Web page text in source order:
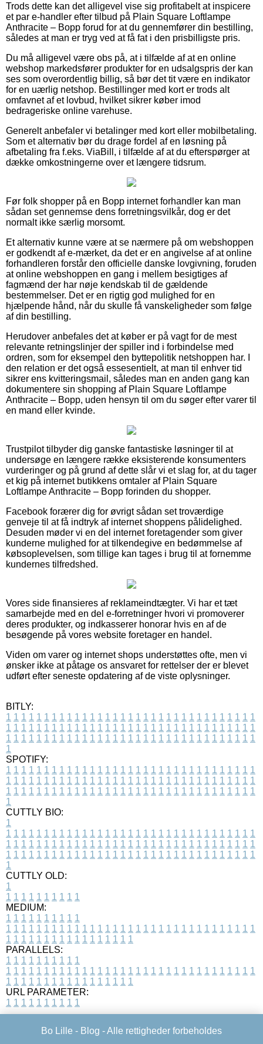
Trods dette kan det alligevel vise sig profitabelt at inspicere
et par e-handler efter tilbud på Plain Square Loftlampe
Anthracite – Bopp forud for at du gennemfører din bestilling,
således at man er tryg ved at få fat i den prisbilligste pris.
Du må alligevel være obs på, at i tilfælde af at en online
webshop markedsfører produkter for en udsalgspris der kan
ses som overordentlig billig, så bør det tit være en indikator
for en uærlig netshop. Bestillinger med kort er trods alt
omfavnet af et lovbud, hvilket sikrer køber imod
bedrageriske online varehuse.
Generelt anbefaler vi betalinger med kort eller mobilbetaling.
Som et alternativ bør du drage fordel af en løsning på
afbetaling fra f.eks. ViaBill, i tilfælde af at du efterspørger at
dække omkostningerne over et længere tidsrum.
Før folk shopper på en Bopp internet forhandler kan man
sådan set gennemse dens forretningsvilkår, dog er det
normalt ikke særlig morsomt.
Et alternativ kunne være at se nærmere på om webshoppen
er godkendt af e-mærket, da det er en angivelse af at online
forhandleren forstår den officielle danske lovgivning, foruden
at online webshoppen en gang i mellem besigtiges af
fagmænd der har nøje kendskab til de gældende
bestemmelser. Det er en rigtig god mulighed for en
hjælpende hånd, når du skulle få vanskeligheder som følge
af din bestilling.
Herudover anbefales det at køber er på vagt for de mest
relevante retningslinjer der spiller ind i forbindelse med
ordren, som for eksempel den byttepolitik netshoppen har. I
den relation er det også essesentielt, at man til enhver tid
sikrer ens kvitteringsmail, således man en anden gang kan
dokumentere sin shopping af Plain Square Loftlampe
Anthracite – Bopp, uden hensyn til om du søger efter varer til
en mand eller kvinde.
Trustpilot tilbyder dig ganske fantastiske løsninger til at
undersøge en længere række eksisterende konsumenters
vurderinger og på grund af dette slår vi et slag for, at du tager
et kig på internet butikkens omtaler af Plain Square
Loftlampe Anthracite – Bopp forinden du shopper.
Facebook forærer dig for øvrigt sådan set troværdige
genveje til at få indtryk af internet shoppens pålidelighed.
Desuden møder vi en del internet foretagender som giver
kunderne mulighed for at tilkendegive en bedømmelse af
købsoplevelsen, som tillige kan tages i brug til at fornemme
kundernes tilfredshed.
Vores side finansieres af reklameindtægter. Vi har et tæt
samarbejde med en del e-forretninger hvori vi promoverer
deres produkter, og indkasserer honorar hvis en af de
besøgende på vores website foretager en handel.
Viden om varer og internet shops understøttes ofte, men vi
ønsker ikke at påtage os ansvaret for rettelser der er blevet
udført efter seneste opdatering af de viste oplysninger.
BITLY:
1 1 1 1 1 1 1 1 1 1 1 1 1 1 1 1 1 1 1 1 1 1 1 1 1 1 1 1 1 1 1 1 1
1 1 1 1 1 1 1 1 1 1 1 1 1 1 1 1 1 1 1 1 1 1 1 1 1 1 1 1 1 1 1 1 1
1 1 1 1 1 1 1 1 1 1 1 1 1 1 1 1 1 1 1 1 1 1 1 1 1 1 1 1 1 1 1 1 1
1
SPOTIFY:
1 1 1 1 1 1 1 1 1 1 1 1 1 1 1 1 1 1 1 1 1 1 1 1 1 1 1 1 1 1 1 1 1
1 1 1 1 1 1 1 1 1 1 1 1 1 1 1 1 1 1 1 1 1 1 1 1 1 1 1 1 1 1 1 1 1
1 1 1 1 1 1 1 1 1 1 1 1 1 1 1 1 1 1 1 1 1 1 1 1 1 1 1 1 1 1 1 1 1
1
CUTTLY BIO:
1
1 1 1 1 1 1 1 1 1 1 1 1 1 1 1 1 1 1 1 1 1 1 1 1 1 1 1 1 1 1 1 1 1
1 1 1 1 1 1 1 1 1 1 1 1 1 1 1 1 1 1 1 1 1 1 1 1 1 1 1 1 1 1 1 1 1
1 1 1 1 1 1 1 1 1 1 1 1 1 1 1 1 1 1 1 1 1 1 1 1 1 1 1 1 1 1 1 1 1
1
CUTTLY OLD:
1
1 1 1 1 1 1 1 1 1 1
MEDIUM:
1 1 1 1 1 1 1 1 1 1
1 1 1 1 1 1 1 1 1 1 1 1 1 1 1 1 1 1 1 1 1 1 1 1 1 1 1 1 1 1 1 1 1
1 1 1 1 1 1 1 1 1 1 1 1 1 1 1 1 1
PARALLELS:
1 1 1 1 1 1 1 1 1 1
1 1 1 1 1 1 1 1 1 1 1 1 1 1 1 1 1 1 1 1 1 1 1 1 1 1 1 1 1 1 1 1 1
1 1 1 1 1 1 1 1 1 1 1 1 1 1 1 1 1
URL PARAMETER:
1 1 1 1 1 1 1 1 1 1
Bo Lille - Blog - Alle rettigheder forbeholdes